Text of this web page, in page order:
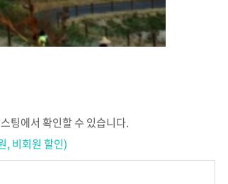
팅에서 확인할 수 있습니다.
, 비회원 할인)